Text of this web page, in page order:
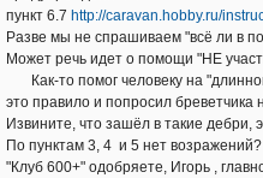
пункт 6.7 http://caravan.hobby.ru/
Разве мы не спрашиваем "всё ли в
Может речь идет о помощи "НЕ
Как-то помог человеку на
это правило и попросил бреветчика
Извините, что зашёл в такие дебри,
По пунктам 3, 4 и 5 нет возражений?
"Клуб 600+" одобряете, Игорь ,